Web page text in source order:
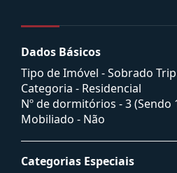
Dados Básicos
Tipo de Imóvel - Sobrado
Categoria - Residencial
Nº de dormitórios - 3 (Sendo
Mobiliado - Não
Categorias Especiais